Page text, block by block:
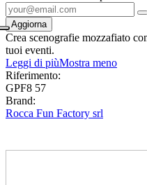
Crea scenografie mozzafiato
tuoi eventi.
Leggi di piùMostra meno
Riferimento:
GPF8 57
Brand:
Rocca Fun Factory srl